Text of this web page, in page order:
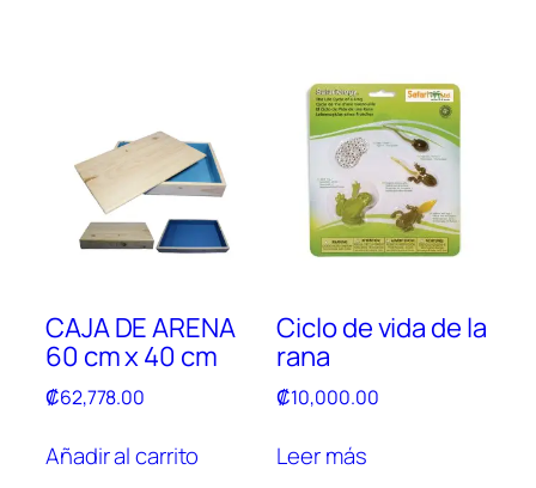
CAJA DE ARENA
60 cm x 40 cm
₡62,778.00
Añadir al carrito
Ciclo de vida de la
rana
₡10,000.00
Leer más